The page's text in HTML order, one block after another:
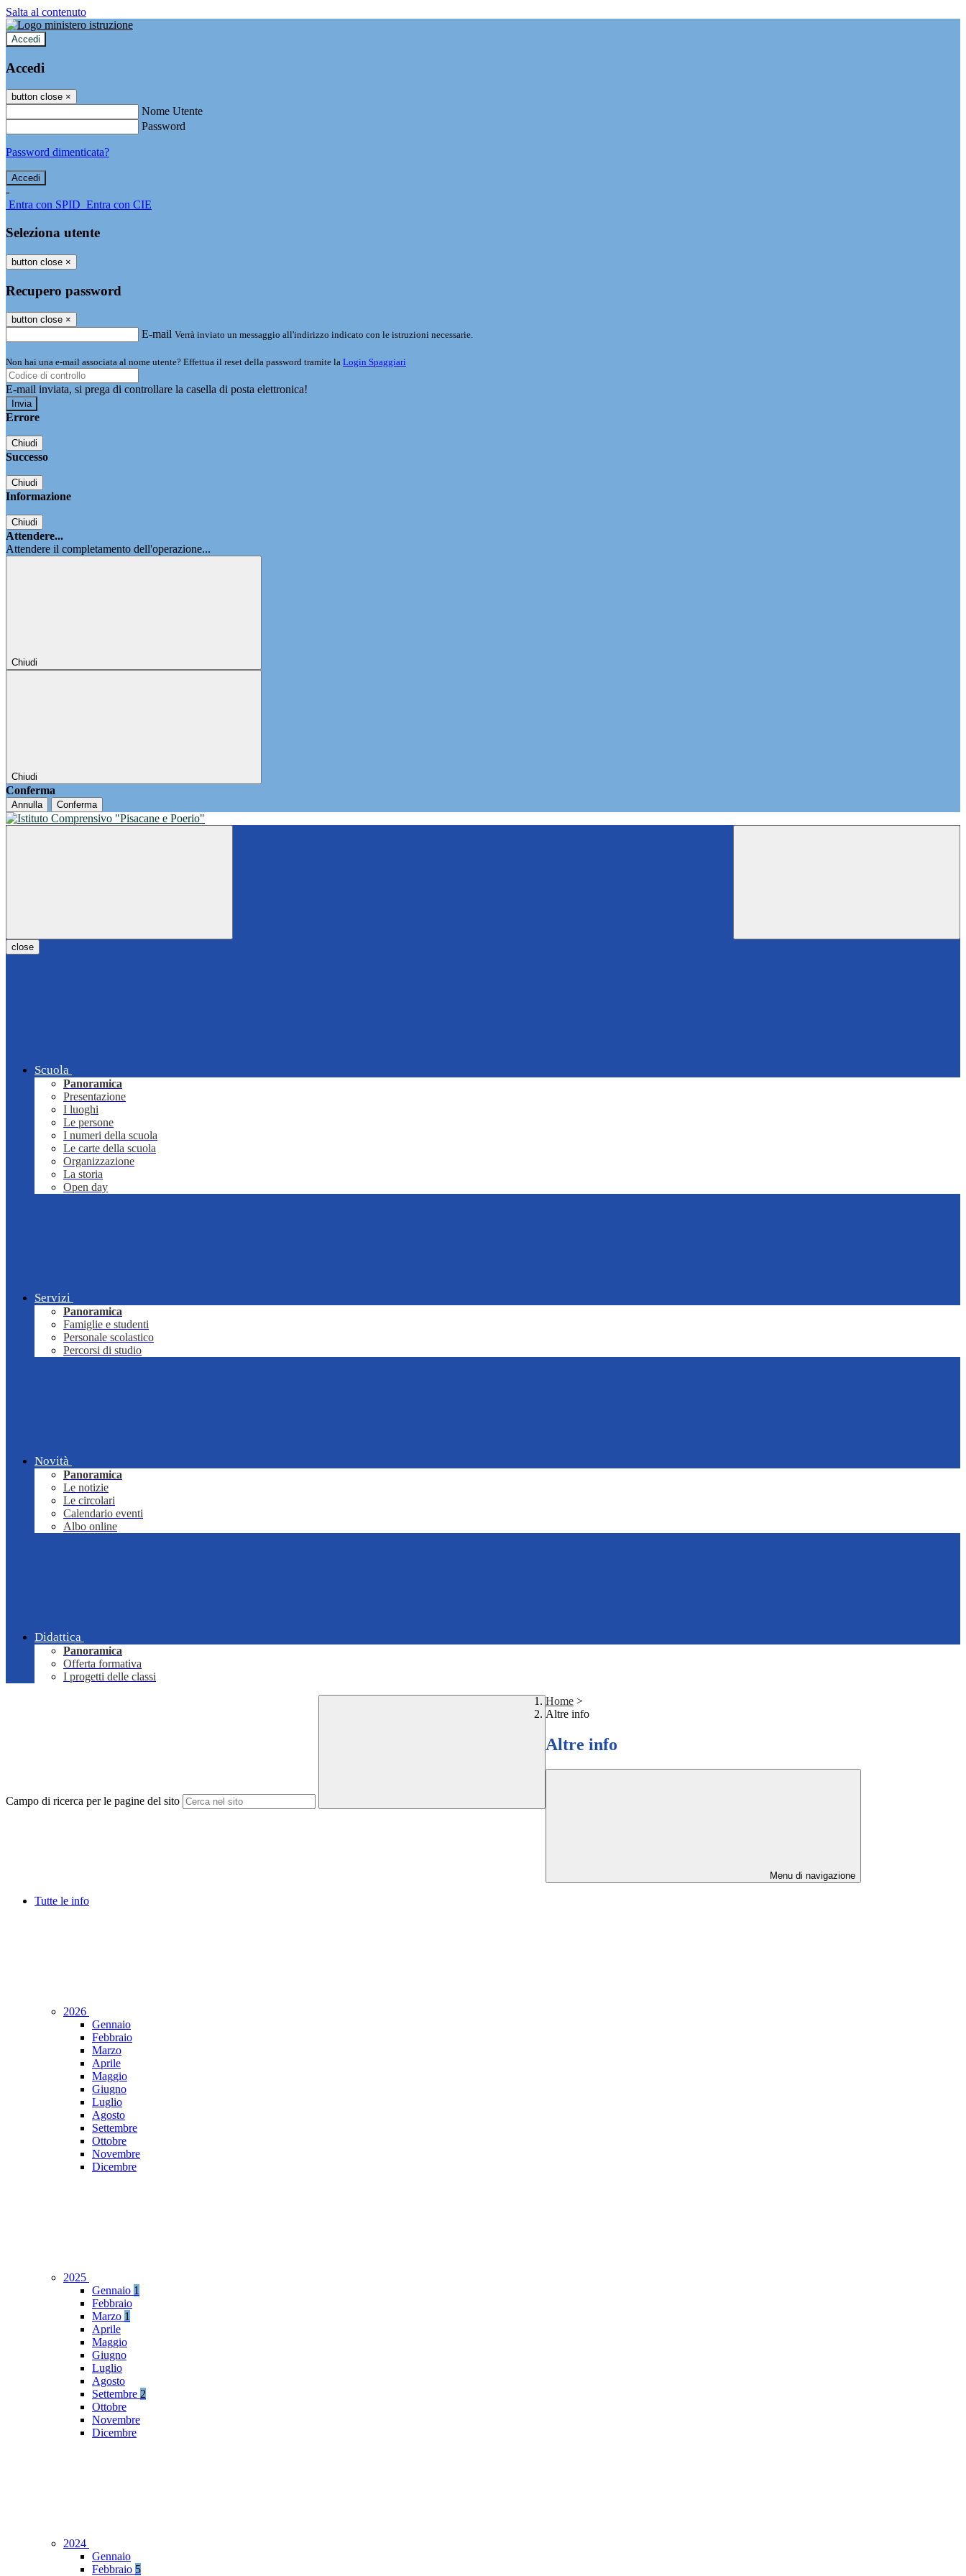
Salta al contenuto
Accedi
Accedi
button close ×
Nome Utente
Password
Password dimenticata?
-
Entra con SPID Entra con CIE
Seleziona utente
button close ×
Recupero password
button close ×
E-mail Verrà inviato un messaggio all'indirizzo indicato con le istruzioni necessarie.
Non hai una e-mail associata al nome utente? Effettua il reset della password tramite la Login Spaggiari
E-mail inviata, si prega di controllare la casella di posta elettronica!
Errore
Chiudi
Successo
Chiudi
Informazione
Chiudi
Attendere...
Attendere il completamento dell'operazione...
Chiudi
Chiudi
Conferma
Annulla Conferma
close
Scuola
Panoramica
Presentazione
I luoghi
Le persone
I numeri della scuola
Le carte della scuola
Organizzazione
La storia
Open day
Servizi
Panoramica
Famiglie e studenti
Personale scolastico
Percorsi di studio
Novità
Panoramica
Le notizie
Le circolari
Calendario eventi
Albo online
Didattica
Panoramica
Offerta formativa
I progetti delle classi
Campo di ricerca per le pagine del sito
Home >
Altre info
Altre info
Menu di navigazione
Tutte le info
2026
Gennaio
Febbraio
Marzo
Aprile
Maggio
Giugno
Luglio
Agosto
Settembre
Ottobre
Novembre
Dicembre
2025
Gennaio 1
Febbraio
Marzo 1
Aprile
Maggio
Giugno
Luglio
Agosto
Settembre 2
Ottobre
Novembre
Dicembre
2024
Gennaio
Febbraio 5